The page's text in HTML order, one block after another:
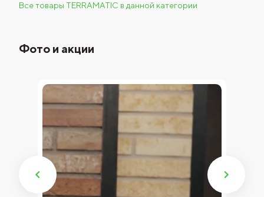
Все товары TERRAMATIC в данной категории
Фото и акции